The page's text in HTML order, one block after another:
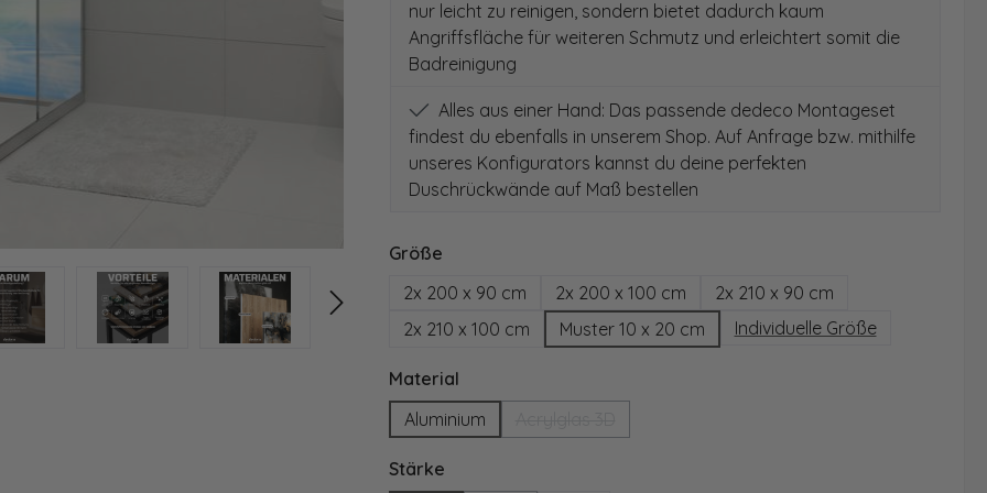
nur leicht zu reinigen, sondern bietet dadurch kaum
Angriffsfläche für weiteren Schmutz und erleichtert somit die
Badreinigung
Alles aus einer Hand: Das passende dedeco Montageset
findest du ebenfalls in unserem Shop. Auf Anfrage bzw. mithilfe
unseres Konfigurators kannst du deine perfekten
Duschrückwände auf Maß bestellen
Größeauswählen
2x 200 x 90 cm
2x 200 x 100 cm
2x 210 x 90 cm
2x 210 x 100 cm
Muster 10 x 20 cm Individuelle Größe
Materialauswählen
Aluminium
Stärkeauswählen